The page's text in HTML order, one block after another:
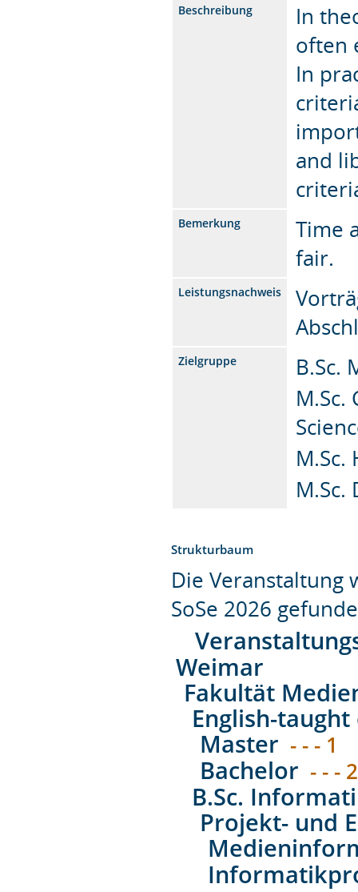
Beschreibung
In
often
In
and
Bemerkung
Time
fair.
Leistungsnachweis
Zielgruppe
B.Sc.
M.Sc.
Strukturbaum
Die Veranstaltung
SoSe 2026
Weimar
Fakultät
English-
Master - - - 1
Bachelor - - - 2
B.Sc.
Projekt- und